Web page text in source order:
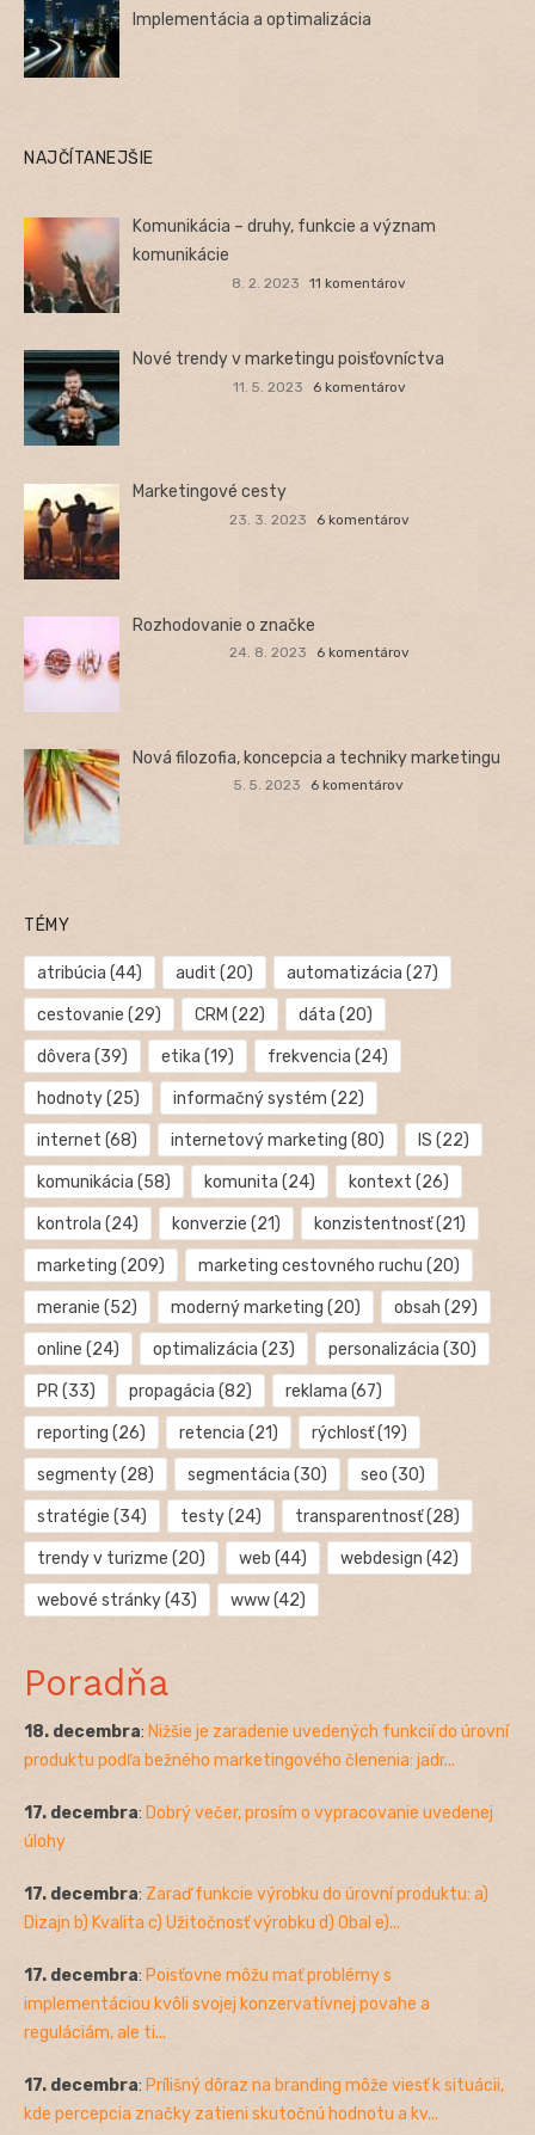
Implementácia a optimalizácia
NAJČÍTANEJŠIE
Komunikácia – druhy, funkcie a význam
komunikácie
8. 2. 2023 11 komentárov
Nové trendy v marketingu poisťovníctva
11. 5. 2023 6 komentárov
Marketingové cesty
23. 3. 2023 6 komentárov
Rozhodovanie o značke
24. 8. 2023 6 komentárov
Nová filozofia, koncepcia a techniky marketingu
5. 5. 2023 6 komentárov
TÉMY
atribúcia (44) audit (20) automatizácia (27)
cestovanie (29) CRM (22) dáta (20)
dôvera (39) etika (19) frekvencia (24)
hodnoty(25) informačný systém (22)
internet (68) internetový marketing (80) IS (22)
komunikácia (58) komunita (24) kontext (26)
kontrola (24) konverzie (21) konzistentnosť(21)
marketing (209) marketing cestovného ruchu (20)
meranie (52) moderný marketing (20) obsah (29)
online (24) optimalizácia (23) personalizácia (30)
PR(33) propagácia (82) reklama (67)
reporting (26) retencia (21) rýchlosť(19)
segmenty(28) segmentácia (30) seo (30)
stratégie (34) testy(24) transparentnosť(28)
trendy v turizme (20) web (44) webdesign (42)
webové stránky(43) www(42)
Poradňa
18. decembra: Nižšie je zaradenie uvedených funkcií do úrovní
produktu podľa bežného marketingového členenia: jadr...
17. decembra: Dobrý večer, prosím o vypracovanie uvedenej
úlohy
17. decembra: Zaraď funkcie výrobku do úrovní produktu: a)
Dizajn b) Kvalita c) Užitočnosť výrobku d) Obal e)...
17. decembra: Poisťovne môžu mať problémy s
implementáciou kvôli svojej konzervatívnej povahe a
reguláciám, ale ti...
17. decembra: Prílišný dôraz na branding môže viesť k situácii,
kde percepcia značky zatieni skutočnú hodnotu a kv...